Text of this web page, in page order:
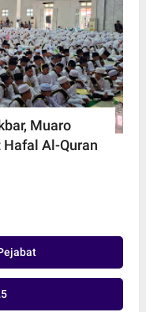
Muaro
Al-Quran